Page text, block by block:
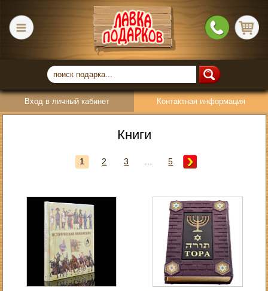
Вход в личный кабинет Контактная информация
Книги
1 2 3 5